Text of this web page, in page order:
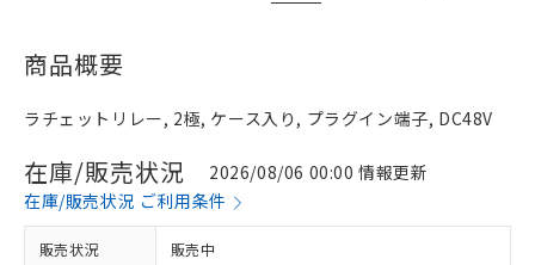
商品概要
ラチェットリレー, 2極, ケース入り, プラグイン端子, DC48V
在庫/販売状況
2026/08/06 00:00 情報更新
在庫/販売状況 ご利用条件
販売状況 販売中